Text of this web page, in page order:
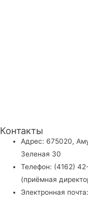
Контакты
Адрес: 675020,
Зеленая 30
Телефон: (4162)
(приёмная
Электронная